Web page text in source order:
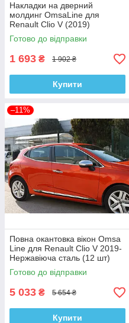
Накладки на дверний
молдинг OmsaLine для
Renault Clio V (2019)
Нержавіюча сталь
Готово до відправки
1 693 ₴ 1 902 ₴
Купити
–11%
Повна окантовка вікон Omsa
Line для Renault Clio V 2019-
Нержавіюча сталь (12 шт)
Готово до відправки
5 033 ₴ 5 654 ₴
Купити